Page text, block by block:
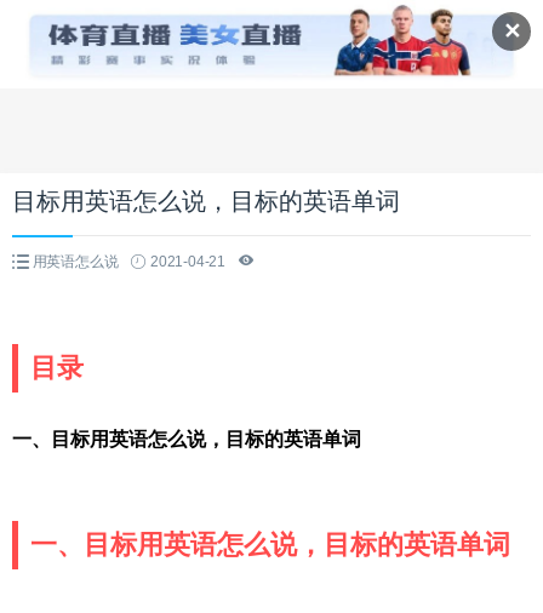
✕
目标用英语怎么说，目标的英语单词
用英语怎么说 2021-04-21
目录
一、目标用英语怎么说，目标的英语单词
一、目标用英语怎么说，目标的英语单词